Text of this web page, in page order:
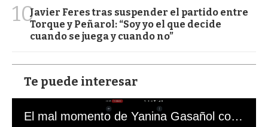
10Javier Feres tras suspender el partido entre
Torque y Peñarol: “Soy yo el que decide
cuando se juega y cuando no”
Te puede interesar
El mal momento de Yanina Gasañol con un hincha argentino en "Subrayado"